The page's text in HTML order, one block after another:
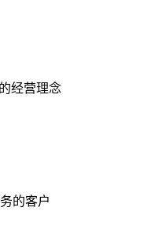
经营理念
的客户